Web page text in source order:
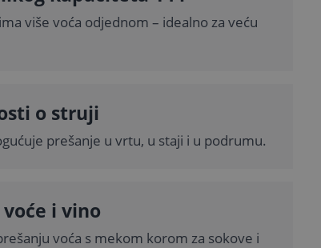
više voća odjednom – idealno za veću
o struji
prešanje u vrtu, u staji i u podrumu.
i vino
voća s mekom korom za sokove i